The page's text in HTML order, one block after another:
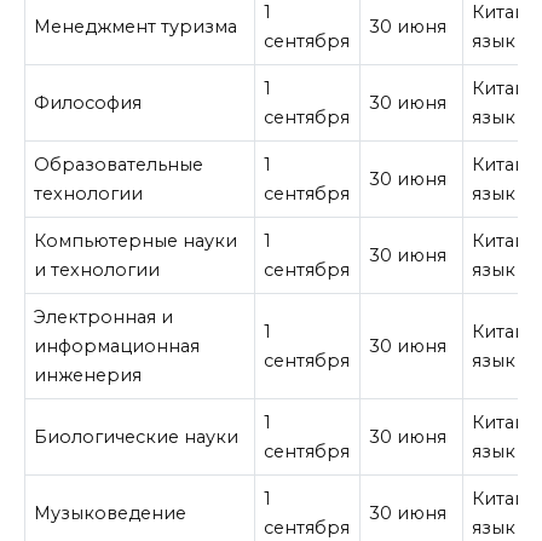
Менеджмент туризма
1
сентября
30 июня
язык
Философия
1
сентября
30 июня
язык
Образовательные
технологии
1
сентября
30 июня
язык
Компьютерные науки
и технологии
1
сентября
30 июня
язык
Электронная и
информационная
инженерия
1
сентября
30 июня
язык
Биологические науки
1
сентября
30 июня
язык
Музыковедение
1
сентября
30 июня
язык